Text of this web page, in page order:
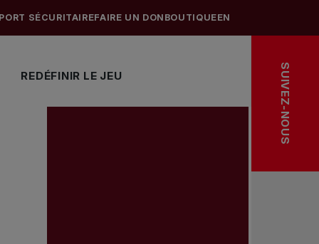
REDÉFINIR LE JEU
SÉCURITAIREFAIRE UN DON BOUTIQUEEN
SUIVEZ-NOUS